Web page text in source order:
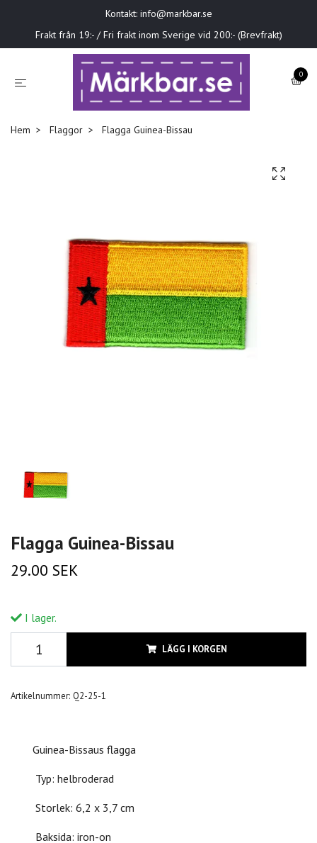
Kontakt: info@markbar.se
Frakt från 19:- / Fri frakt inom Sverige vid 200:- (Brevfrakt)
0
Hem Flaggor Flagga Guinea-Bissau
Flagga Guinea-Bissau
29.00 SEK
I lager.
LÄGG I KORGEN
Artikelnummer: Q2-25-1
Guinea-Bissaus flagga
Typ: helbroderad
Storlek: 6,2 x 3,7 cm
Baksida: iron-on